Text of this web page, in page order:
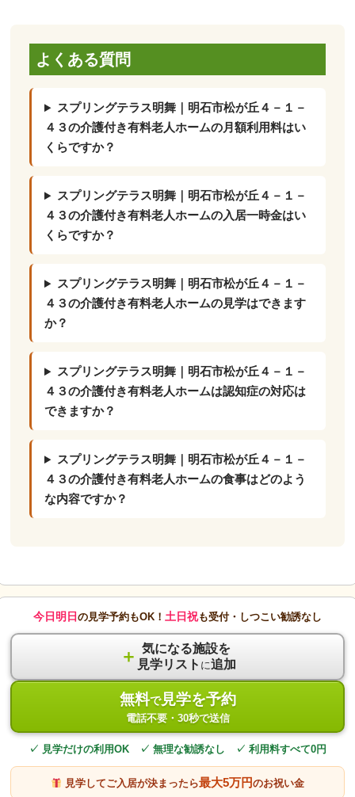
よくある質問
スプリングテラス明舞｜明石市松が丘４－１－
４３の介護付き有料老人ホームの月額利用料はい
くらですか？
スプリングテラス明舞｜明石市松が丘４－１－
４３の介護付き有料老人ホームの入居一時金はい
くらですか？
スプリングテラス明舞｜明石市松が丘４－１－
４３の介護付き有料老人ホームの見学はできます
か？
スプリングテラス明舞｜明石市松が丘４－１－
４３の介護付き有料老人ホームは認知症の対応は
できますか？
スプリングテラス明舞｜明石市松が丘４－１－
４３の介護付き有料老人ホームの食事はどのよう
な内容ですか？
今日明日 の見学予約もOK！ 土日祝も受付・しつこい勧誘なし
＋ 気になる施設を
見学リスト に追加
無料で見学を予約
電話不要・30秒で送信
✓ 見学だけの利用OK ✓ 無理な勧誘なし ✓ 利用料すべて0円
見学してご入居が決まったら最大5万円のお祝い金